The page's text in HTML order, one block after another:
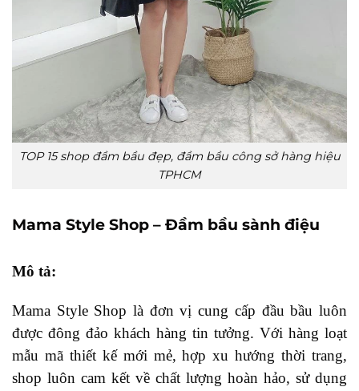
TOP 15 shop đầm bầu đẹp, đầm bầu công sở hàng hiệu
TPHCM
Mama Style Shop – Đầm bầu sành điệu
Mô tả:
Mama Style Shop là đơn vị cung cấp đầu bầu luôn
được đông đảo khách hàng tin tưởng. Với hàng loạt
mẫu mã thiết kế mới mẻ, hợp xu hướng thời trang,
shop luôn cam kết về chất lượng hoàn hảo, sử dụng